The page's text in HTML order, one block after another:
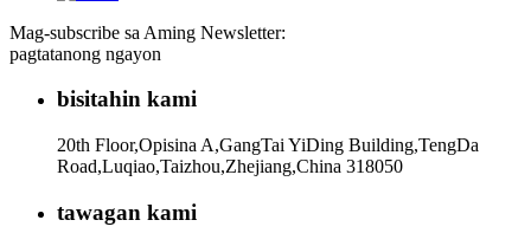
Mag-subscribe sa Aming Newsletter:
pagtatanong ngayon
bisitahin kami
20th Floor,Opisina A,GangTai YiDing Building,TengDa
Road,Luqiao,Taizhou,Zhejiang,China 318050
tawagan kami